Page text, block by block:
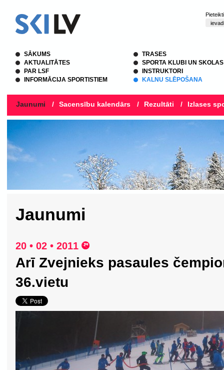
SĀKUMS
AKTUALITĀTES
PAR LSF
INFORMĀCIJA SPORTISTIEM
TRASES
SPORTA KLUBI UN SKOLAS
INSTRUKTORI
KALNU SLĒPOŠANA
Jaunumi / Sacensību kalendārs / Rezultāti / Izlases
Jaunumi
20 • 02 • 2011
Arī Zvejnieks pasaules
36.vietu